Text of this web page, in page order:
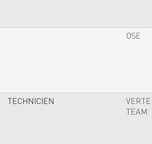
OSE
TECHNICIEN
VERTE
TEAM